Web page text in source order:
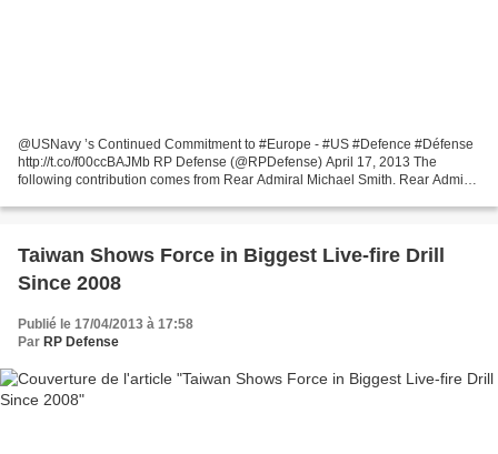
@USNavy ’s Continued Commitment to #Europe - #US #Defence #Défense
http://t.co/f00ccBAJMb RP Defense (@RPDefense) April 17, 2013 The
following contribution comes from Rear Admiral Michael Smith. Rear Admiral
Taiwan Shows Force in Biggest Live-fire Drill
Since 2008
Publié le 17/04/2013 à 17:58
Par RP Defense